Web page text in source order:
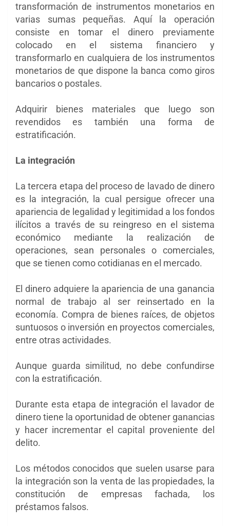
transformación de instrumentos monetarios en
varias sumas pequeñas. Aquí la operación
consiste en tomar el dinero previamente
colocado en el sistema financiero y
transformarlo en cualquiera de los instrumentos
monetarios de que dispone la banca como giros
bancarios o postales.
Adquirir bienes materiales que luego son
revendidos es también una forma de
estratificación.
La integración
La tercera etapa del proceso de lavado de dinero
es la integración, la cual persigue ofrecer una
apariencia de legalidad y legitimidad a los fondos
ilícitos a través de su reingreso en el sistema
económico mediante la realización de
operaciones, sean personales o comerciales,
que se tienen como cotidianas en el mercado.
El dinero adquiere la apariencia de una ganancia
normal de trabajo al ser reinsertado en la
economía. Compra de bienes raíces, de objetos
suntuosos o inversión en proyectos comerciales,
entre otras actividades.
Aunque guarda similitud, no debe confundirse
con la estratificación.
Durante esta etapa de integración el lavador de
dinero tiene la oportunidad de obtener ganancias
y hacer incrementar el capital proveniente del
delito.
Los métodos conocidos que suelen usarse para
la integración son la venta de las propiedades, la
constitución de empresas fachada, los
préstamos falsos.